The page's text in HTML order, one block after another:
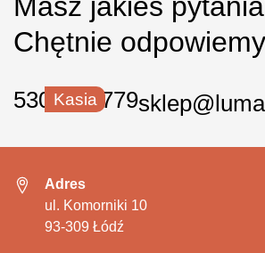
Masz jakieś
Chętnie
Kasia
530 550 779
Adres
ul. Komorniki 10
93-309 Łódź